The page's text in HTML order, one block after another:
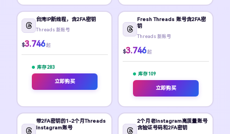
台湾IP新线程，含2FA密钥
Threads 新账号
$3.746 起
库存 283
立即购买
Fresh Threads 账号含2FA密
钥
Threads 新账号
$3.746 起
库存 109
立即购买
带2FA密钥的1-2个月Threads
Instagram账号
2个月老Instagram高质量账号
含验证号码和2FA密钥